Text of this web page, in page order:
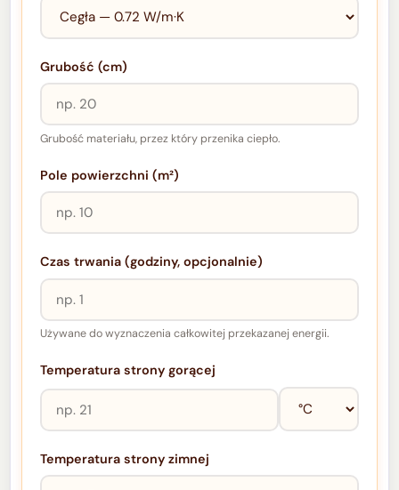
Grubość (cm)
Grubość materiału, przez który przenika ciepło.
Pole powierzchni (m²)
Czas trwania (godziny, opcjonalnie)
Używane do wyznaczenia całkowitej przekazanej energii.
Temperatura strony gorącej
Temperatura strony zimnej